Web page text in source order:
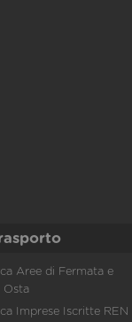
Aree di Fermata e
Osta
Imprese Iscritte REN